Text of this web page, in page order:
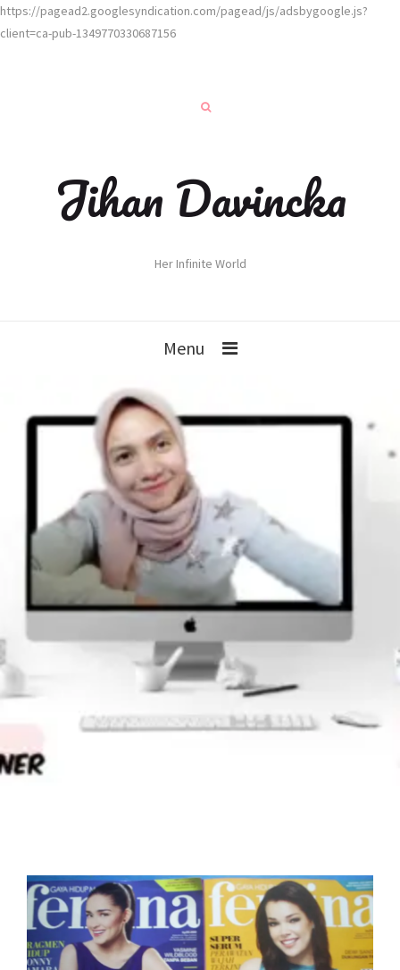
https://pagead2.googlesyndication.com/pagead/js/adsbygoogle.js?
client=ca-pub-1349770330687156
Jihan Davincka
Her Infinite World
Menu